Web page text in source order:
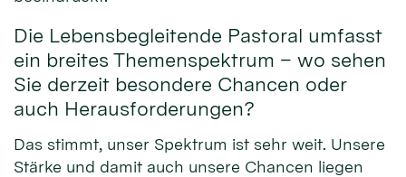
Die Lebensbegleitende Pastoral umfasst
ein breites Themenspektrum – wo sehen
Sie derzeit besondere Chancen oder
auch Herausforderungen?
Das stimmt, unser Spektrum ist sehr weit. Unsere
Stärke und damit auch unsere Chancen liegen